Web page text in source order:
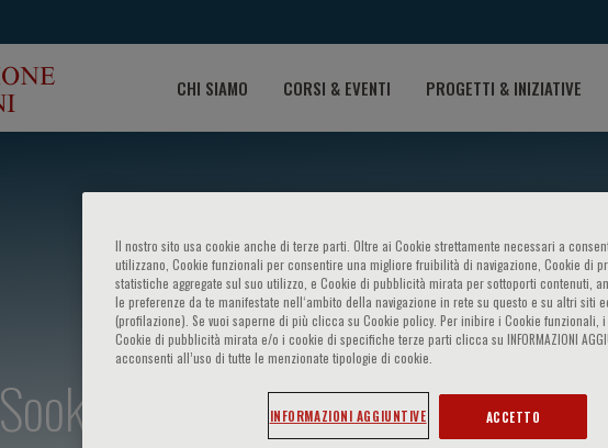
CHI SIAMO CORSI & EVENTI PROGETTI & INIZIATIVE
Sook Muay Tay
Il nostro sito usa cookie anche di terze parti. Oltre ai Cookie strettamente necessari a
utilizzano, Cookie funzionali per consentire una migliore fruibilità di navigazione, Cookie di
statistiche aggregate sul suo utilizzo, e Cookie di pubblicità mirata per sottoporti contenuti,
le preferenze da te manifestate nell‘ambito della navigazione in rete su questo e su altri siti
(profilazione). Se vuoi saperne di più clicca su Cookie policy. Per inibire i Cookie funzionali,
Cookie di pubblicità mirata e/o i cookie di specifiche terze parti clicca su INFORMAZIONI
acconsenti all’uso di tutte le menzionate tipologie di cookie.
INFORMAZIONI AGGIUNTIVE ACCETTO